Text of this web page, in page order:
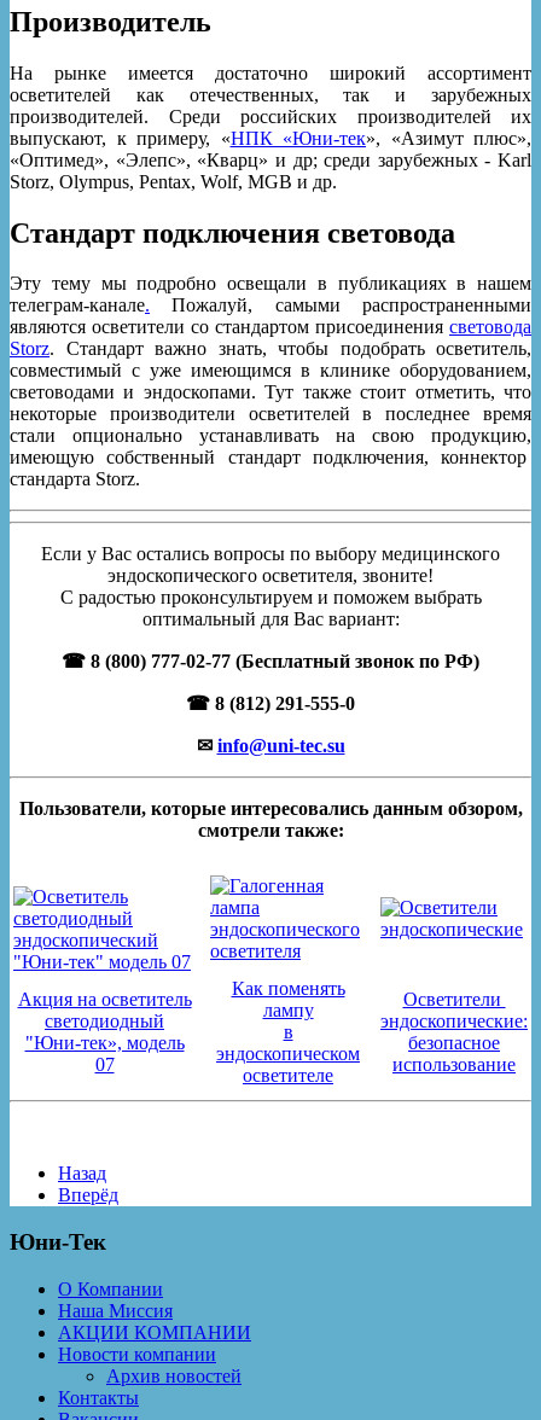
Производитель
На рынке имеется достаточно широкий ассортимент
осветителей как отечественных, так и зарубежных
производителей. Среди российских производителей их
выпускают, к примеру, «НПК «Юни-тек», «Азимут плюс»,
«Оптимед», «Элепс», «Кварц» и др; среди зарубежных - Karl
Storz, Olympus, Pentax, Wolf, MGB и др.
Стандарт подключения световода
Эту тему мы подробно освещали в публикациях в нашем
телеграм-канале. Пожалуй, самыми распространенными
являются осветители со стандартом присоединения световода
Storz. Стандарт важно знать, чтобы подобрать осветитель,
совместимый с уже имеющимся в клинике оборудованием,
световодами и эндоскопами. Тут также стоит отметить, что
некоторые производители осветителей в последнее время
стали опционально устанавливать на свою продукцию,
имеющую собственный стандарт подключения, коннектор
стандарта Storz.
Если у Вас остались вопросы по выбору медицинского
эндоскопического осветителя, звоните!
С радостью проконсультируем и поможем выбрать
оптимальный для Вас вариант:
☎ 8 (800) 777-02-77 (Бесплатный звонок по РФ)
☎ 8 (812) 291-555-0
✉ info@uni-tec.su
Пользователи, которые интересовались данным обзором,
смотрели также:
Акция на осветитель
светодиодный
"Юни-тек», модель
07
Как поменять
лампу
в
эндоскопическом
осветителе
Осветители
эндоскопические:
безопасное
использование
Назад
Вперёд
Юни-Тек
О Компании
Наша Миссия
АКЦИИ КОМПАНИИ
Новости компании
Архив новостей
Контакты